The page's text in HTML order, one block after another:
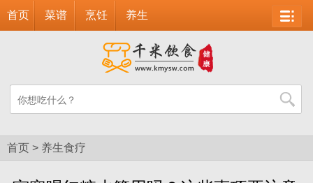
首页 菜谱 烹饪 养生
首页 > 养生食疗